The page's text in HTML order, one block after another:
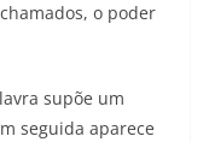
o poder
supõe um
seguida aparece